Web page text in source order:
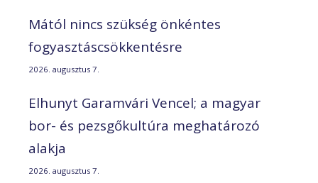
Mától nincs szükség önkéntes
fogyasztáscsökkentésre
2026. augusztus 7.
Elhunyt Garamvári Vencel; a magyar
bor- és pezsgőkultúra meghatározó
alakja
2026. augusztus 7.